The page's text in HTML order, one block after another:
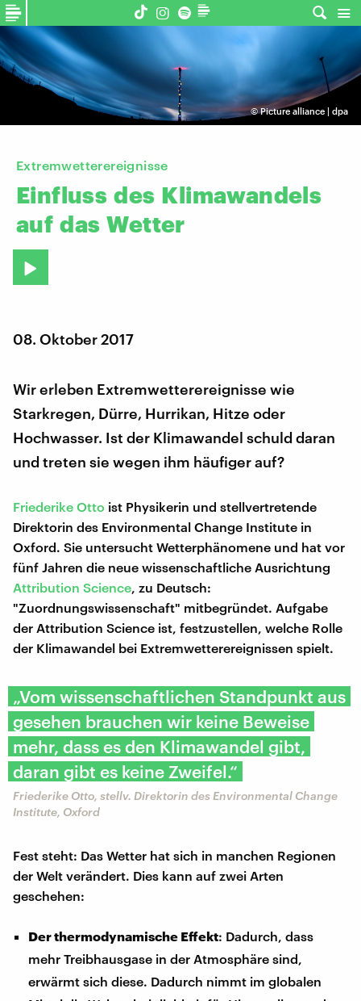
©Picture alliance | dpa
Extremwetterereignisse
Einfluss des Klimawandels
auf das Wetter
08. Oktober 2017
Wir erleben Extremwetterereignisse wie
Starkregen, Dürre, Hurrikan, Hitze oder
Hochwasser. Ist der Klimawandel schuld daran
und treten sie wegen ihm häufiger auf?
Friederike Otto ist Physikerin und stellvertretende
Direktorin des Environmental Change Institute in
Oxford. Sie untersucht Wetterphänomene und hat vor
fünf Jahren die neue wissenschaftliche Ausrichtung
Attribution Science , zu Deutsch:
"Zuordnungswissenschaft" mitbegründet. Aufgabe
der Attribution Science ist, festzustellen, welche Rolle
der Klimawandel bei Extremwetterereignissen spielt.
„Vom wissenschaftlichen Standpunkt aus
gesehen brauchen wir keine Beweise
mehr, dass es den Klimawandel gibt,
daran gibt es keine Zweifel.“
​Friederike Otto, stellv. Direktorin des Environmental Change
Institute, Oxford
Fest steht: Das Wetter hat sich in manchen Regionen
der Welt verändert. Dies kann auf zwei Arten
geschehen:
Der thermodynamische Effekt: Dadurch, dass
mehr Treibhausgase in der Atmosphäre sind,
erwärmt sich diese. Dadurch nimmt im globalen